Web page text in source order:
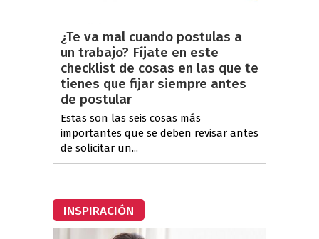
¿Te va mal cuando postulas a
un trabajo? Fíjate en este
checklist de cosas en las que te
tienes que fijar siempre antes
de postular
Estas son las seis cosas más
importantes que se deben revisar antes
de solicitar un...
INSPIRACIÓN